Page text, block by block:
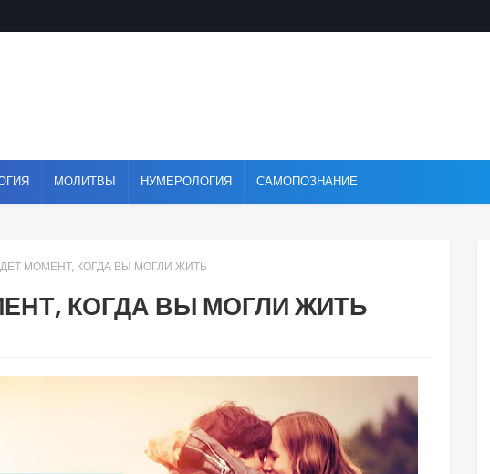
МОЛИТВЫ НУМЕРОЛОГИЯ САМОПОЗНАНИЕ
МОМЕНТ, КОГДА ВЫ МОГЛИ ЖИТЬ
КОГДА ВЫ МОГЛИ ЖИТЬ